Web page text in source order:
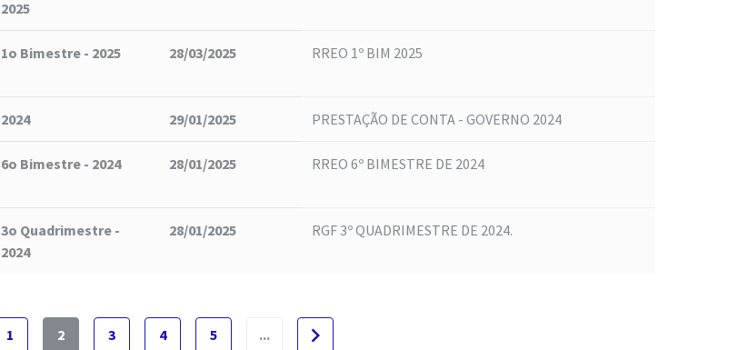
2025
1o Bimestre - 2025 28/03/2025 RREO 1º BIM 2025
2024 29/01/2025 PRESTAÇÃO DE CONTA - GOVERNO 2024
6o Bimestre - 2024 28/01/2025 RREO 6º BIMESTRE DE 2024
3o Quadrimestre -
2024
28/01/2025 RGF 3º QUADRIMESTRE DE 2024.
1 2 3 4 5 ... navigate_next